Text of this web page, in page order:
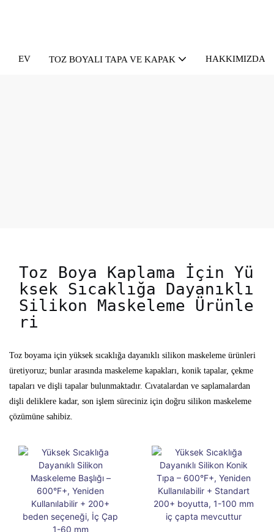
EV TOZ BOYALI TAPA VE KAPAK HAKKIMIZDA
Toz Boya Kaplama İçin Yü
ksek Sıcaklığa Dayanıklı
Silikon Maskeleme Ürünle
ri
Toz boyama için yüksek sıcaklığa dayanıklı silikon maskeleme ürünleri
üretiyoruz; bunlar arasında maskeleme kapakları, konik tapalar, çekme
tapaları ve dişli tapalar bulunmaktadır. Cıvatalardan ve saplamalardan
dişli deliklere kadar, son işlem süreciniz için doğru silikon maskeleme
çözümüne sahibiz.